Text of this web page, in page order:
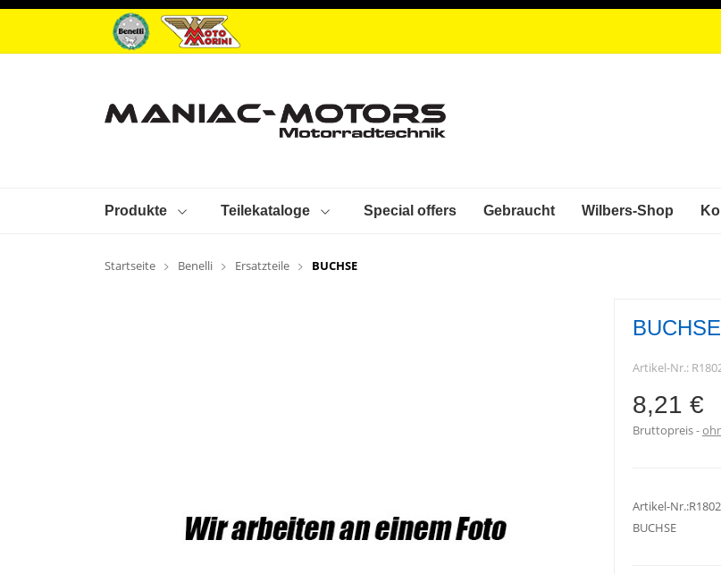
Produkte Teilekataloge Special offers Gebraucht Wilbers-Shop
Startseite Benelli Ersatzteile BUCHSE
BUCHSE
Artikel-Nr.:
8,21 €
Bruttopreis
Artikel-
BUCHSE